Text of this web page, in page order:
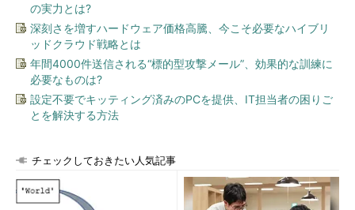
の実力とは?
深刻さを増すハードウェア価格高騰、今こそ必要なハイブリ
ッドクラウド戦略とは
年間4000件送信される“標的型攻撃メール”、効果的な訓練に
必要なものは?
設定不要でキッティング済みのPCを提供、IT担当者の困りご
とを解決する方法
チェックしておきたい人気記事